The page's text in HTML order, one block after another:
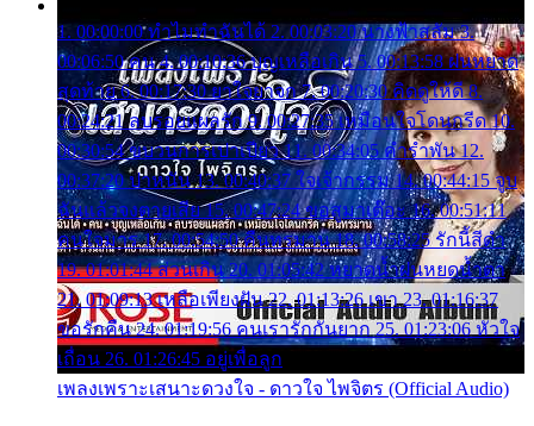
1. 00:00:00 ทำไมทำฉันได้ 2. 00:03:20 นางฟ้าสลัม 3.
00:06:50 คน 4. 00:10:36 บุญเหลือเกิน 5. 00:13:58 ฝนหยาด
สุดท้าย 6. 00:17:30 ยาใจยาจก 7. 00:20:30 คิดดูให้ดี 8.
00:24:21 ลบรอยแผลรัก 9. 00:27:35 เหมือนใจโดนกรีด 10.
00:30:54 ขบวนการเปาเปียว 11. 00:34:05 คำรำพัน 12.
00:37:20 ปาหนัน 13. 00:40:37 ใจเจ้ากรรม 14. 00:44:15 จูบ
ฉันแล้วจงตายเสีย 15. 00:47:24 ขอสูมาเต๊อะ 16. 00:51:11
คนใจมาร 17. 00:54:50 คืนทรมาน 18. 00:58:25 รักนี้สีดำ
19. 01:01:44 ส่วนเกิน 20. 01:05:42 หยาดน้ำฝนหยดน้ำตา
21. 01:09:13 เหลือเพียงฝัน 22. 01:13:26 เขา 23. 01:16:37
ขอรักคืน 24. 01:19:56 คนเรารักกันยาก 25. 01:23:06 หัวใจ
เถื่อน 26. 01:26:45 อยู่เพื่อลูก
เพลงเพราะเสนาะดวงใจ - ดาวใจ ไพจิตร (Official Audio)